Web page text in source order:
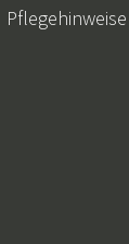
Pflegehinweise